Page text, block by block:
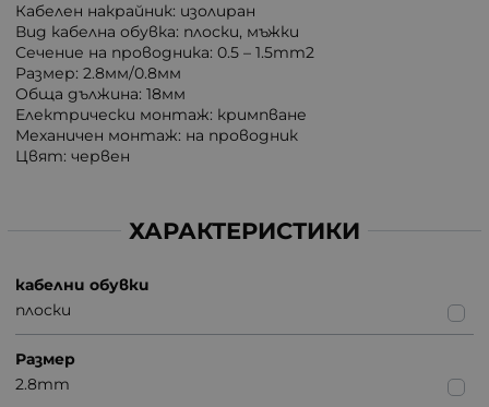
Кабелен накрайник: изолиран
Вид кабелна обувка: плоски, мъжки
Сечение на проводника: 0.5 – 1.5mm2
Размер: 2.8мм/0.8мм
Обща дължина: 18мм
Електрически монтаж: кримпване
Механичен монтаж: на проводник
Цвят: червен
ХАРАКТЕРИСТИКИ
кабелни обувки
плоски
Размер
2.8mm